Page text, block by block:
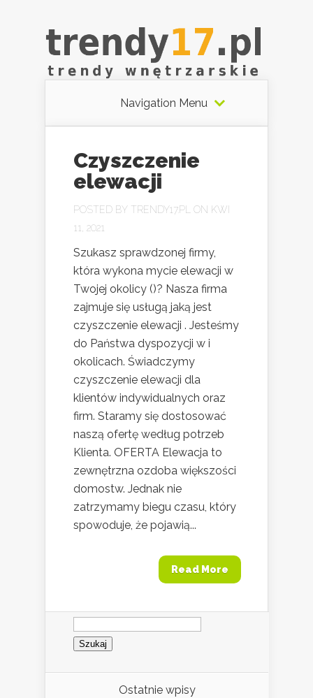
Navigation Menu
Czyszczenie
elewacji
POSTED BY TRENDY17.PL ON KWI
11, 2021
Szukasz sprawdzonej firmy,
która wykona mycie elewacji w
Twojej okolicy ()? Nasza firma
zajmuje się usługą jaką jest
czyszczenie elewacji . Jesteśmy
do Państwa dyspozycji w i
okolicach. Świadczymy
czyszczenie elewacji dla
klientów indywidualnych oraz
firm. Staramy się dostosować
naszą ofertę według potrzeb
Klienta. OFERTA Elewacja to
zewnętrzna ozdoba większości
domostw. Jednak nie
zatrzymamy biegu czasu, który
spowoduje, że pojawią...
Read More
Szukaj:
Ostatnie wpisy